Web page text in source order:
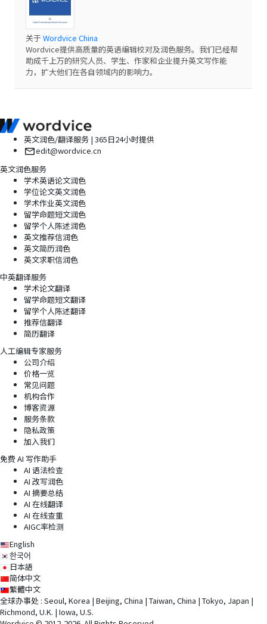
关于Wordvice China
Wordvice提供高质量的英语编辑校对及润色服务。我们已经帮
助成千上万的研究人员、学生、作家和企业提升英文写作能
力，扩大他们在各自领域内的影响力。
英文润色/翻译服务 | 365日24小时提供
edit@wordvice.cn
英文润色服务
学术英语论文润色
学位论文英文润色
学术作业英文润色
留学命题短文润色
留学个人陈述润色
英文推荐信润色
英文简历润色
英文求职信润色
中英翻译服务
学术论文翻译
留学命题短文翻译
留学个人陈述翻译
推荐信翻译
简历翻译
人工编辑专家服务
公司介绍
价格一览
常见问题
机构合作
博客资源
服务条款
隐私政策
加入我们
免费 AI 写作助手
AI 语法检查
AI 改写润色
AI 摘要总结
AI 在线翻译
AI 在线查重
AIGC率检测
English
한국어
日本語
简体中文
繁體中文
全球办事处 : Seoul, Korea | Beijing, China | Taiwan, China | Tokyo, Japan |
Richmond, U.K. | Iowa, U.S.